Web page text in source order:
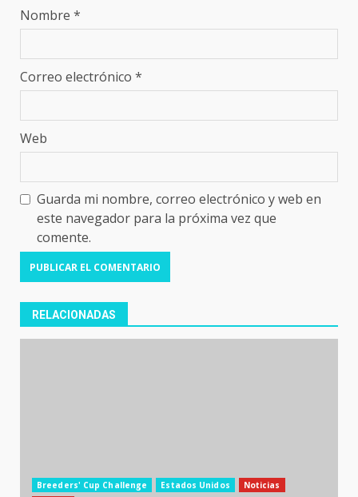
Nombre *
Correo electrónico *
Web
Guarda mi nombre, correo electrónico y web en
este navegador para la próxima vez que
comente.
RELACIONADAS
Breeders' Cup Challenge Estados Unidos
Noticias